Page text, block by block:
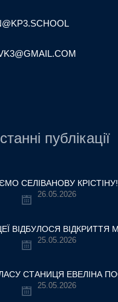
публікації
СЕЛІВАНОВУ КРІСТІНУ!
26.05.2026
25.05.2026
25.05.2026